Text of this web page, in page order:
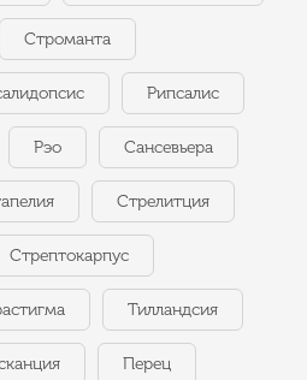
Строманта
Рипсалис
Рэо Сансевьера
Стрелитция
Стрептокарпус
Тилландсия
Перец